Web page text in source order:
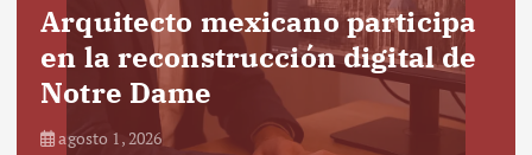
Arquitecto mexicano participa
en la reconstrucción digital de
Notre Dame
agosto 1, 2026